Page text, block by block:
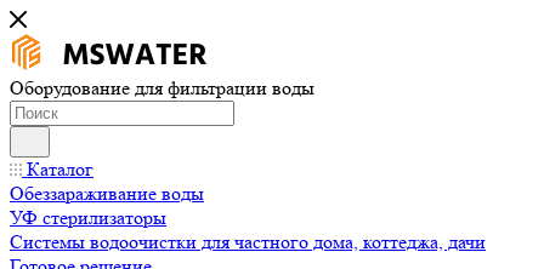
Оборудование для фильтрации воды
Каталог
Обеззараживание воды
УФ стерилизаторы
Системы водоочистки для частного дома, коттеджа, дачи